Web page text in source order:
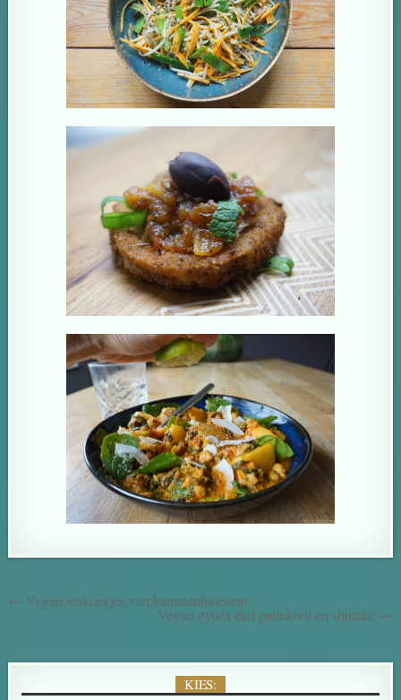
← Vegan viskoekjes van bananenbloesem
Vegan gyoza met palmkool en shiitake →
KIES: